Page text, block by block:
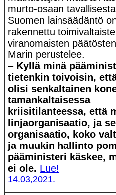
murto-osaan
Suomen lainsäädäntö on
rakennettu
viranomaisten
Marin perustelee.
–Kyllä minä
tietenkin toivoisin,
olisi senkaltainen
tämänkaltaisessa
kriisitilanteessa, että
linjaorganisaatio, ja se
organisaatio, koko
ja muukin hallinto
pääministeri käskee,
ei ole. Lue!
14.03,2021.